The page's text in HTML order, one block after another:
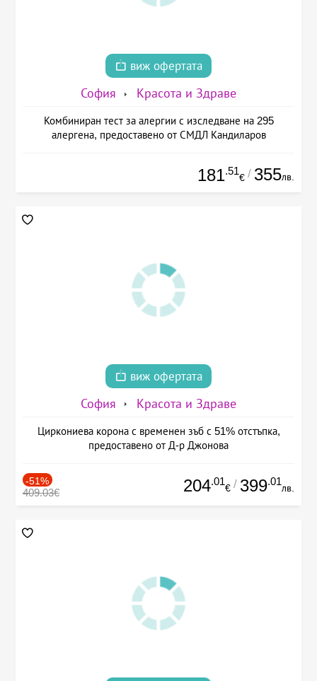
виж офертата
София Красота и Здраве
Комбиниран тест за алергии с изследване на 295
алергена, предоставено от СМДЛ Кандиларов
181.51
€ / 355лв.
виж офертата
София Красота и Здраве
Циркониева корона с временен зъб с 51% отстъпка,
предоставено от Д-р Джонова
-51%
409.03€ 204.01
€ / 399.01
лв.